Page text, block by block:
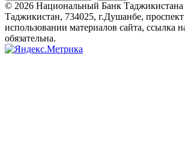
© 2026 Национальный Банк Таджикистана
Таджикистан, 734025, г.Душанбе,
использовании материалов сайта, ссылка
обязательна.